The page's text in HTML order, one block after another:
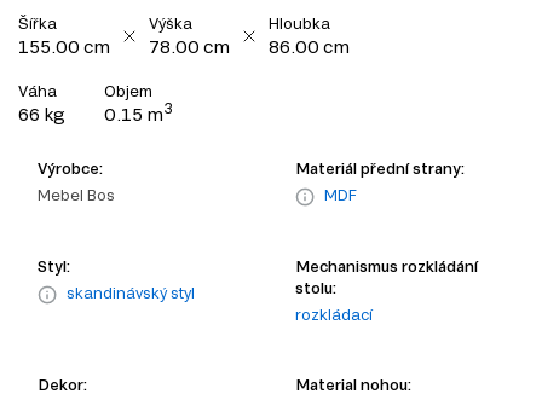
Šířka
155.00 cm
Výška
78.00 cm
Hloubka
86.00 cm
Váha
66 kg
Objem
0.15 m3
Výrobce:
Mebel Bos
Materiál přední strany:
MDF
Styl:
skandinávský styl
Mechanismus rozkládání
stolu:
rozkládací
Dekor:
Material nohou: